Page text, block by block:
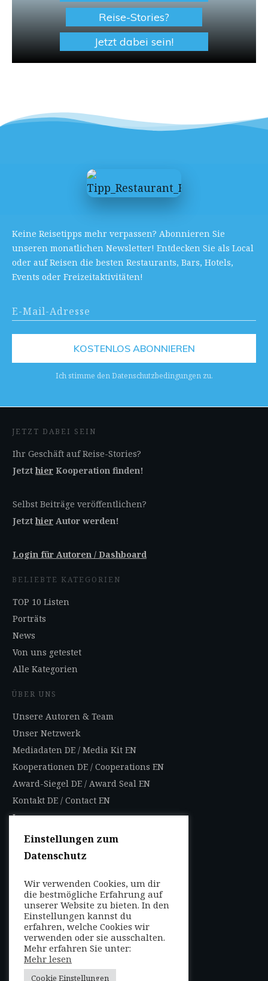
Reise-Stories?
Jetzt dabei sein!
Keine Reisetipps mehr verpassen? Abonnieren Sie
unseren monatlichen Newsletter! Entdecken Sie als Local
oder auf Reisen die besten Restaurants, Bars, Hotels,
Events oder Freizeitaktivitäten!
KOSTENLOS ABONNIEREN
Ich stimme den Datenschutzbedingungen zu.
JETZT DABEI SEIN
Ihr Geschäft auf Reise-Stories?
Jetzthier Kooperation finden!
Selbst Beiträge veröffentlichen?
Jetzthier Autor werden!
Login für Autoren / Dashboard
BELIEBTE KATEGORIEN
TOP 10 Listen
Porträts
News
Von uns getestet
Alle Kategorien
ÜBER UNS
Unsere Autoren & Team
Unser Netzwerk
Mediadaten DE / Media Kit EN
Kooperationen DE / Cooperations EN
Award-Siegel DE / Award Seal EN
Kontakt DE / Contact EN
Impressum
Datenschutzbestimmungen
Nutzungsbedingungen
FOLGEN SIE UNS
Entdecken Sie weltweit
mit uns die Highlights in
jeder Region als Local
oder auf Reisen!
Einstellungen zum
Datenschutz
Wir verwenden Cookies, um dir
die bestmögliche Erfahrung auf
unserer Website zu bieten. In den
Einstellungen kannst du
erfahren, welche Cookies wir
verwenden oder sie ausschalten.
Mehr erfahren Sie unter:
Mehr lesen
Cookie Einstellungen